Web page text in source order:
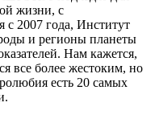
жизни, с
с 2007 года, Институт
и регионы планеты
Нам кажется,
все более жестоким, но
есть 20 самых